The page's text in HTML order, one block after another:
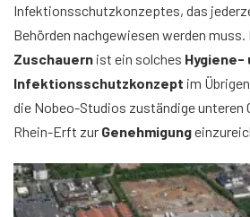
Infektionsschutzkonzeptes, das
Behörden nachgewiesen werden muss.
Zuschauern ist ein solches Hygiene-
Infektionsschutzkonzept im
die Nobeo-Studios zuständige unteren
Rhein-Erft zur Genehmigung